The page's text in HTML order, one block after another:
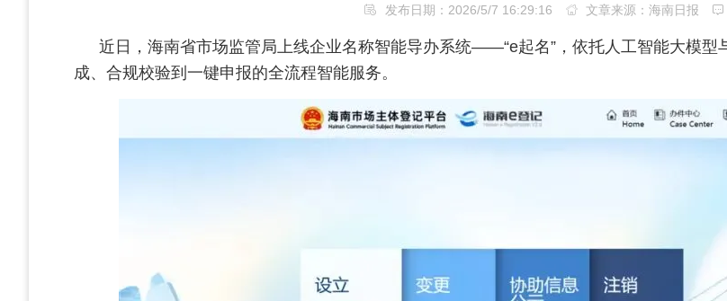
发布日期：2026/5/7 16:29:16 文章来源：海南日报
近日，海南省市场监管局上线企业名称智能导办系统——“e起名”，依托人工智能大模型
成、合规校验到一键申报的全流程智能服务。